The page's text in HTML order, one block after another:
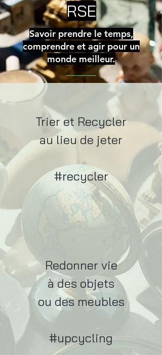
RSE
Savoir prendre le temps,
comprendre et agir pour un
monde meilleur.
Trier et Recycler
au lieu de jeter
#recycler
Redonner vie
à des objets
ou des meubles
#upcycling